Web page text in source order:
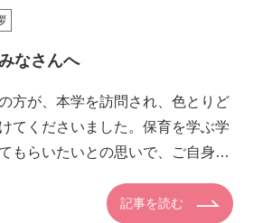
なさんへ
方が、本学を訪問され、色とりど
てくださいました。保育を学ぶ学
もらいたいとの思いで、ご自身で
記事を読む